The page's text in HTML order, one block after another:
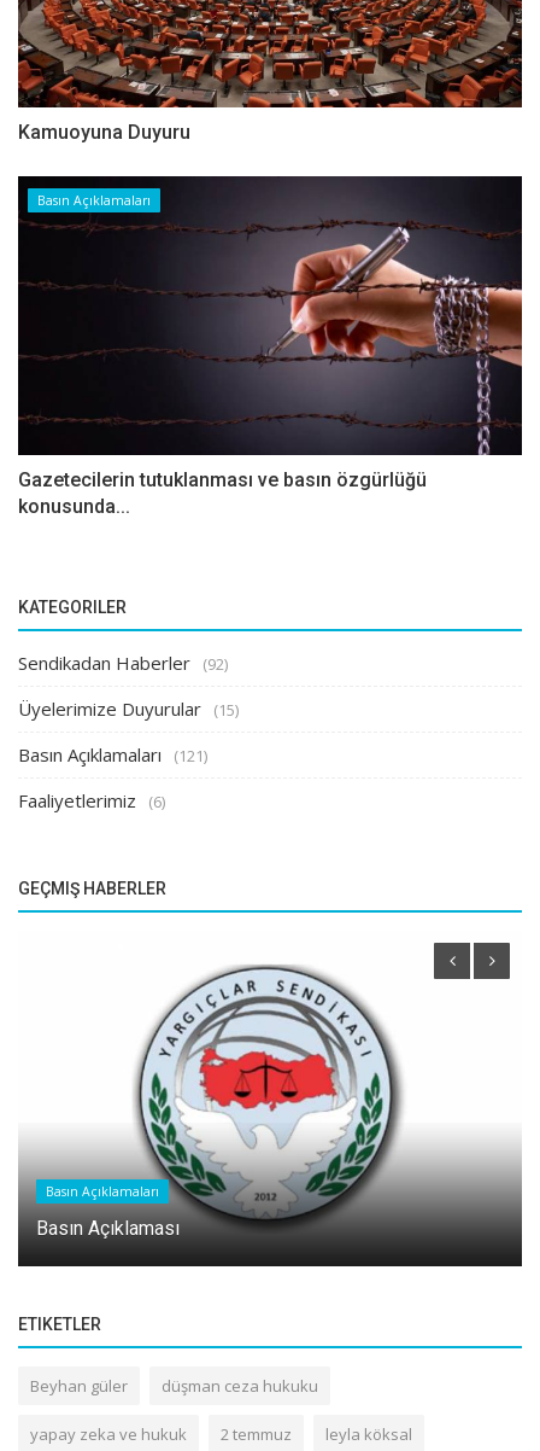
Kamuoyuna Duyuru
Basın Açıklamaları
Gazetecilerin tutuklanması ve basın özgürlüğü
konusunda...
KATEGORILER
Sendikadan Haberler (92)
Üyelerimize Duyurular (15)
Basın Açıklamaları (121)
Faaliyetlerimiz (6)
GEÇMIŞ HABERLER
Basın Açıklamaları
Basın Açıklaması
ETIKETLER
Beyhan güler düşman ceza hukuku
yapay zeka ve hukuk 2 temmuz leyla köksal